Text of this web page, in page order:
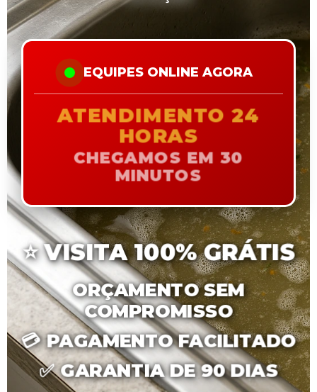
EQUIPES ONLINE AGORA
ATENDIMENTO 24
HORAS
CHEGAMOS EM 30
MINUTOS
⭐ VISITA 100% GRÁTIS
ORÇAMENTO SEM
COMPROMISSO
💳 PAGAMENTO FACILITADO
✅ GARANTIA DE 90 DIAS